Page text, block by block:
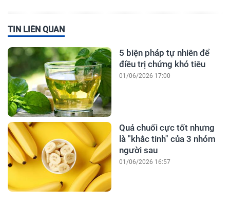
TIN LIÊN QUAN
5 biện pháp tự nhiên để
điều trị chứng khó tiêu
01/06/2026 17:00
Quả chuối cực tốt nhưng
là "khắc tinh" của 3 nhóm
người sau
01/06/2026 16:57